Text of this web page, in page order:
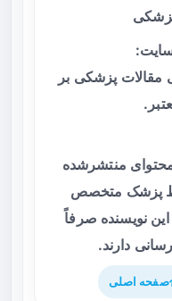
مقالات پزشکی بر
منتشرشده
پزشک متخصص
نویسنده صرفاً
دارند.
صفحه اصلی